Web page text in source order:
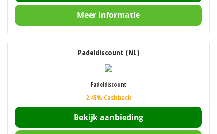
Meer informatie
Padeldiscount (NL)
Padeldiscount
2.45% Cashback
Bekijk aanbieding